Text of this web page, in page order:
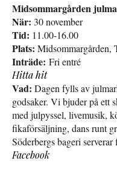
Midsommargården
När: 30 november
Tid: 11.00-16.00
Plats: Midsommargården,
Inträde: Fri entré
Hitta hit
Vad: Dagen fylls av
godsaker. Vi bjuder på ett
med julpyssel, livemusik,
fikaförsäljning, dans runt
Söderbergs bageri
Facebook